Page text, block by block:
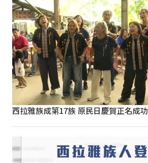
西拉雅族成第17族 原民日慶賀正名成功